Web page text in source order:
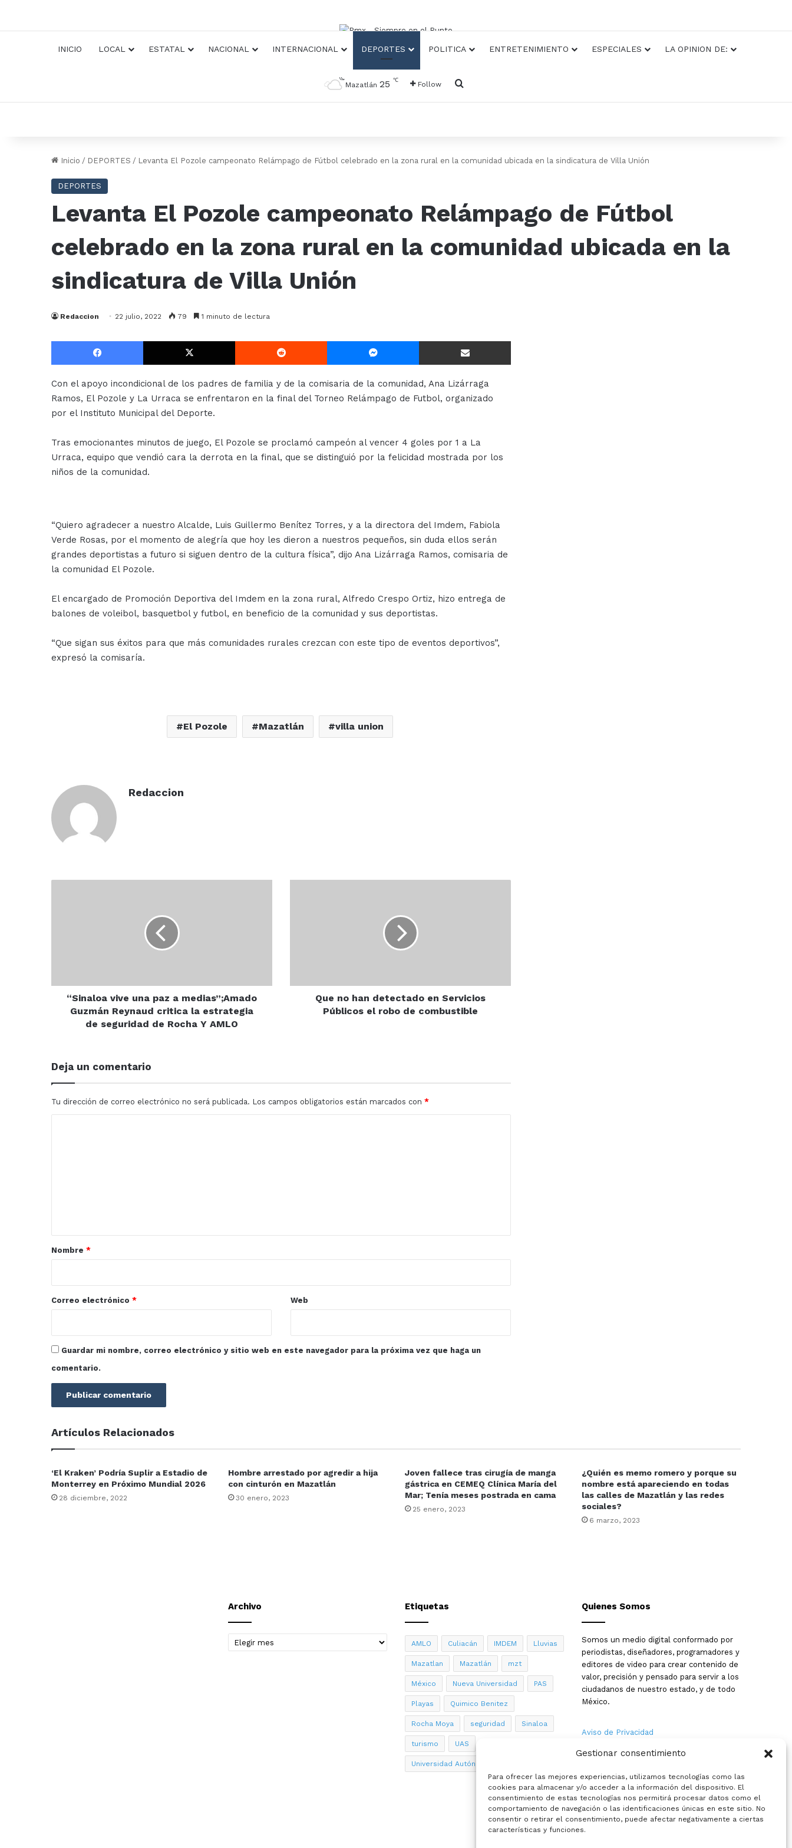
Gestionar consentimiento
Para ofrecer las mejores experiencias, utilizamos tecnologías como las
cookies para almacenar y/o acceder a la información del dispositivo. El
consentimiento de estas tecnologías nos permitirá procesar datos como el
comportamiento de navegación o las identificaciones únicas en este sitio. No
consentir o retirar el consentimiento, puede afectar negativamente a ciertas
características y funciones.
INICIO LOCAL ESTATAL NACIONAL INTERNACIONAL DEPORTES POLITICA ENTRETENIMIENTO ESPECIALES LA OPINION DE:
Mazatlán 25 ℃ Follow Busqueda
Inicio / DEPORTES / Levanta El Pozole campeonato Relámpago de Fútbol celebrado en la zona rural en la comunidad ubicada en la sindicatura de Villa Unión
DEPORTES
Levanta El Pozole campeonato Relámpago de Fútbol
celebrado en la zona rural en la comunidad ubicada en la
sindicatura de Villa Unión
Redaccion 22 julio, 2022 79 1 minuto de lectura
Facebook X Reddit Messenger Compartir Via E-mail
Con el apoyo incondicional de los padres de familia y de la comisaria de la comunidad, Ana Lizárraga
Ramos, El Pozole y La Urraca se enfrentaron en la final del Torneo Relámpago de Futbol, organizado
por el Instituto Municipal del Deporte.
Tras emocionantes minutos de juego, El Pozole se proclamó campeón al vencer 4 goles por 1 a La
Urraca, equipo que vendió cara la derrota en la final, que se distinguió por la felicidad mostrada por los
niños de la comunidad.
“Quiero agradecer a nuestro Alcalde, Luis Guillermo Benítez Torres, y a la directora del Imdem, Fabiola
Verde Rosas, por el momento de alegría que hoy les dieron a nuestros pequeños, sin duda ellos serán
grandes deportistas a futuro si siguen dentro de la cultura física”, dijo Ana Lizárraga Ramos, comisaria de
la comunidad El Pozole.
El encargado de Promoción Deportiva del Imdem en la zona rural, Alfredo Crespo Ortiz, hizo entrega de
balones de voleibol, basquetbol y futbol, en beneficio de la comunidad y sus deportistas.
“Que sigan sus éxitos para que más comunidades rurales crezcan con este tipo de eventos deportivos”,
expresó la comisaría.
El Pozole Mazatlán villa union
Redaccion
critica
estrategia
Y
AMLO
“Sinaloa vive una paz a medias”;Amado
Guzmán Reynaud critica la estrategia
de seguridad de Rocha Y AMLO
robo
combustible
Que no han detectado en Servicios
Públicos el robo de combustible
Deja un comentario
Tu dirección de correo electrónico no será publicada. Los campos obligatorios están marcados con *
r
*
Nombre *
Correo electrónico * Web
Guardar mi nombre, correo electrónico y sitio web en este navegador para la próxima vez que haga un
comentario.
Artículos Relacionados
‘El Kraken’ Podría Suplir a Estadio de
Monterrey en Próximo Mundial 2026
28 diciembre, 2022
Hombre arrestado por agredir a hija
con cinturón en Mazatlán
30 enero, 2023
Joven fallece tras cirugía de manga
gástrica en CEMEQ Clínica María del
Mar; Tenía meses postrada en cama
25 enero, 2023
¿Quién es memo romero y porque su
nombre está apareciendo en todas
las calles de Mazatlán y las redes
sociales?
6 marzo, 2023
Archivo
Archivo
Etiquetas
AMLO Culiacán IMDEM Lluvias
Mazatlan Mazatlán mzt
México Nueva Universidad PAS
Playas Quimico Benitez
Rocha Moya seguridad Sinaloa
turismo UAS
Universidad Autónoma de Sinaloa
Quienes Somos
Somos un medio digital conformado por
periodistas, diseñadores, programadores y
editores de video para crear contenido de
valor, precisión y pensado para servir a los
ciudadanos de nuestro estado, y de todo
México.
Aviso de Privacidad
Nosotros
Términos y Condiciones
Política de Cookies